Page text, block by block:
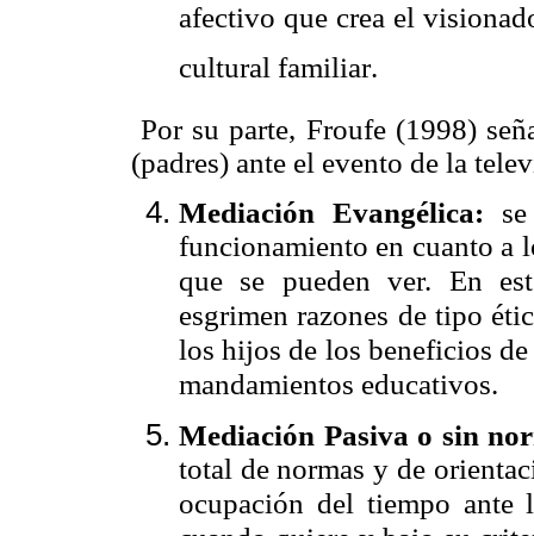
afectivo que crea el
cultural familiar.
Por su parte, Froufe (1998)
(padres) ante el evento de la
Mediación Evangélica:
funcionamiento en cuanto a
que se pueden ver. En
esgrimen razones de tipo
los hijos de los beneficios
mandamientos educativos.
Mediación Pasiva o sin
total de normas y de
ocupación del tiempo